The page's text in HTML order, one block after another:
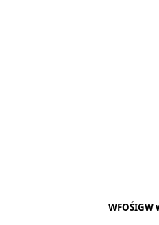
dotyczące
Dom" - nabór
WFOŚIGW